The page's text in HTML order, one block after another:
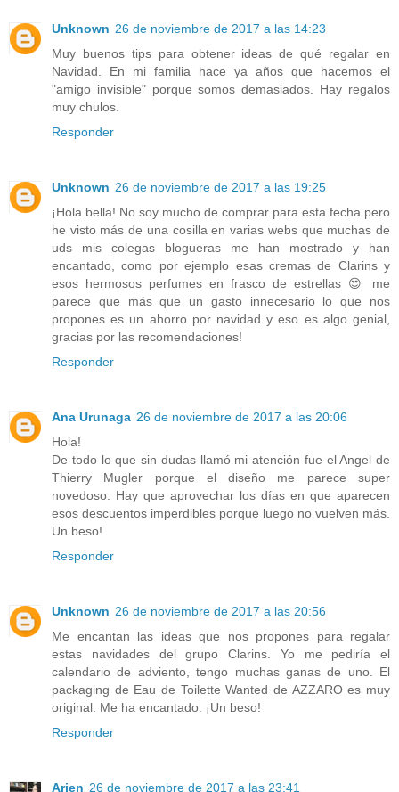
Unknown 26 de noviembre de 2017 a las 14:23
Muy buenos tips para obtener ideas de qué regalar en
Navidad. En mi familia hace ya años que hacemos el
"amigo invisible" porque somos demasiados. Hay regalos
muy chulos.
Responder
Unknown 26 de noviembre de 2017 a las 19:25
¡Hola bella! No soy mucho de comprar para esta fecha pero
he visto más de una cosilla en varias webs que muchas de
uds mis colegas blogueras me han mostrado y han
encantado, como por ejemplo esas cremas de Clarins y
esos hermosos perfumes en frasco de estrellas 😍 me
parece que más que un gasto innecesario lo que nos
propones es un ahorro por navidad y eso es algo genial,
gracias por las recomendaciones!
Responder
Ana Urunaga 26 de noviembre de 2017 a las 20:06
Hola!
De todo lo que sin dudas llamó mi atención fue el Angel de
Thierry Mugler porque el diseño me parece super
novedoso. Hay que aprovechar los días en que aparecen
esos descuentos imperdibles porque luego no vuelven más.
Un beso!
Responder
Unknown 26 de noviembre de 2017 a las 20:56
Me encantan las ideas que nos propones para regalar
estas navidades del grupo Clarins. Yo me pediría el
calendario de adviento, tengo muchas ganas de uno. El
packaging de Eau de Toilette Wanted de AZZARO es muy
original. Me ha encantado. ¡Un beso!
Responder
Arien 26 de noviembre de 2017 a las 23:41